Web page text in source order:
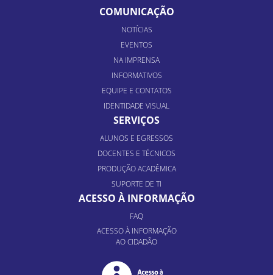
COMUNICAÇÃO
NOTÍCIAS
EVENTOS
NA IMPRENSA
INFORMATIVOS
EQUIPE E CONTATOS
IDENTIDADE VISUAL
SERVIÇOS
ALUNOS E EGRESSOS
DOCENTES E TÉCNICOS
PRODUÇÃO ACADÊMICA
SUPORTE DE TI
ACESSO À INFORMAÇÃO
FAQ
ACESSO À INFORMAÇÃO
AO CIDADÃO